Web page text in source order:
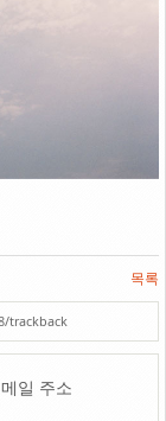
목록
trackback
일 주소